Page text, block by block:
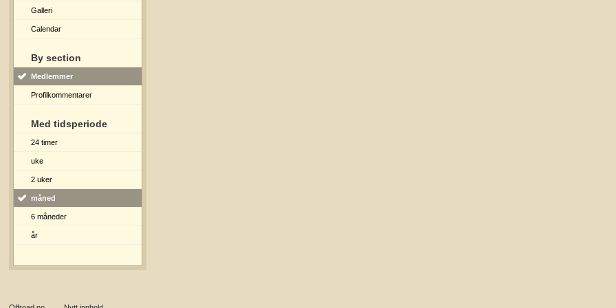
Galleri
Calendar
By section
Medlemmer
Profilkommentarer
Med tidsperiode
24 timer
uke
2 uker
måned
6 måneder
år